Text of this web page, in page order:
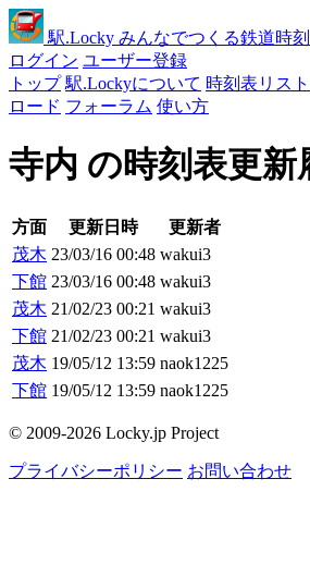
駅.Locky みんなでつくる鉄道時
ログイン ユーザー登録
トップ 駅.Lockyについて 時刻表リスト
ロード フォーラム 使い方
寺内 の時刻表更新
方面 更新日時
更新者
茂木 23/03/16 00:48 wakui3
下館 23/03/16 00:48 wakui3
茂木 21/02/23 00:21 wakui3
下館 21/02/23 00:21 wakui3
茂木 19/05/12 13:59 naok1225
下館 19/05/12 13:59 naok1225
© 2009-2026 Locky.jp Project
プライバシーポリシー お問い合わせ